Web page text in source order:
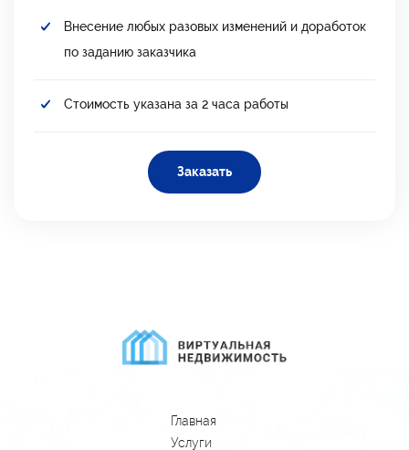
Внесение любых разовых изменений и доработок
по заданию заказчика
Стоимость указана за 2 часа работы
Заказать
Главная
Услуги